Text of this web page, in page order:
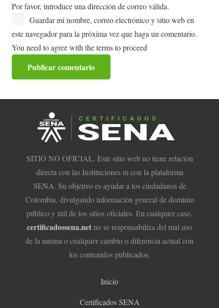
Por favor, introduce una dirección de correo válida.
Guardar mi nombre, correo electrónico y sitio web en
este navegador para la próxima vez que haga un comentario.
You need to agree with the terms to proceed
Publicar comentario
SITIO NO OFICIAL. Este sitio web no tiene relación
directa con las Instituciones ni con la plataforma
SENA. Su objetivo es ayudar a los ciudadanos de
Colombia, divulgando información general de dominio
público y útil de los sitios oficiales. En cualquier caso,
certificadossena.netno se responsabiliza del mal uso
de la misma o cualquier cambio o diferencia actual con
los contenidos publicados.
Inicio
Certificados SENA